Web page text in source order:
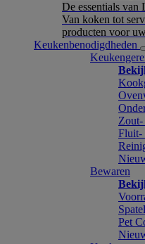
De essentials van
Van koken tot
producten voor
Keukenbenodigdheden
Zout-
Fluit-
Bewaren
Pet